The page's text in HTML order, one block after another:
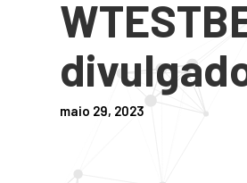
maio 29, 2023